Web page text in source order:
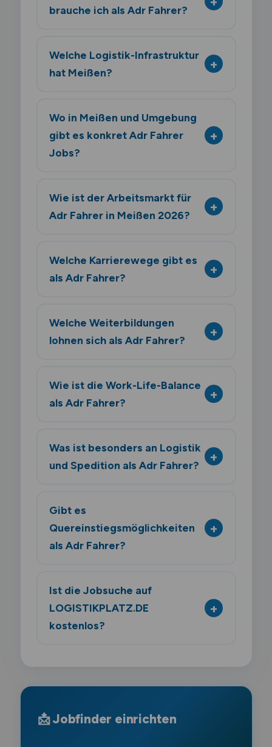
brauche ich als Adr Fahrer?
Welche Logistik-Infrastruktur
hat Meißen?
Wo in Meißen und Umgebung
gibt es konkret Adr Fahrer
Jobs?
Wie ist der Arbeitsmarkt für
Adr Fahrer in Meißen 2026?
Welche Karrierewege gibt es
als Adr Fahrer?
Welche Weiterbildungen
lohnen sich als Adr Fahrer?
Wie ist die Work-Life-Balance
als Adr Fahrer?
Was ist besonders an Logistik
und Spedition als Adr Fahrer?
Gibt es
Quereinstiegsmöglichkeiten
als Adr Fahrer?
Ist die Jobsuche auf
LOGISTIKPLATZ.DE
kostenlos?
📩 Jobfinder einrichten